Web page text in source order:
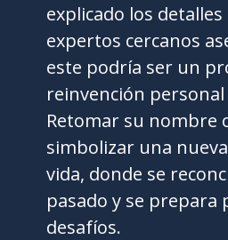
explicado los
expertos cercanos
este podría ser un
reinvención
Retomar su nombre
simbolizar una
vida, donde se
pasado y se prepara
desafíos.